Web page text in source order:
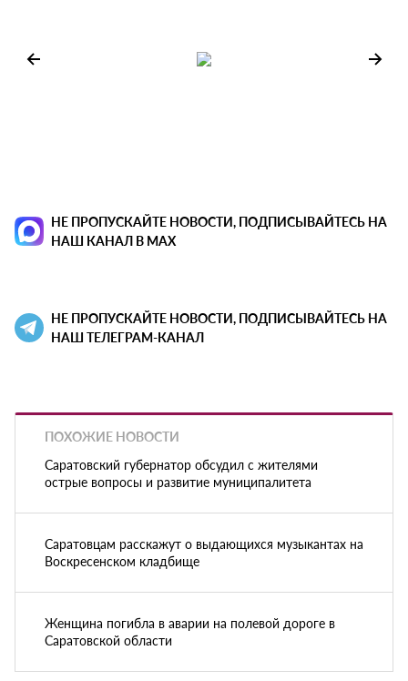
НЕ ПРОПУСКАЙТЕ НОВОСТИ, ПОДПИСЫВАЙТЕСЬ НА
НАШ КАНАЛ В MAX
НЕ ПРОПУСКАЙТЕ НОВОСТИ, ПОДПИСЫВАЙТЕСЬ НА
НАШ ТЕЛЕГРАМ-КАНАЛ
ПОХОЖИЕ НОВОСТИ
Саратовский губернатор обсудил с жителями
острые вопросы и развитие муниципалитета
Саратовцам расскажут о выдающихся музыкантах на
Воскресенском кладбище
Женщина погибла в аварии на полевой дороге в
Саратовской области